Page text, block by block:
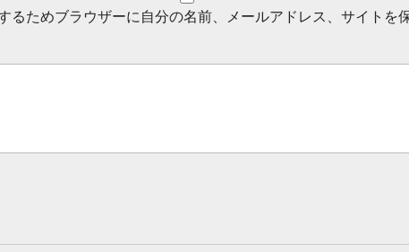
るためブラウザーに自分の名前、メールアドレス、サイトを